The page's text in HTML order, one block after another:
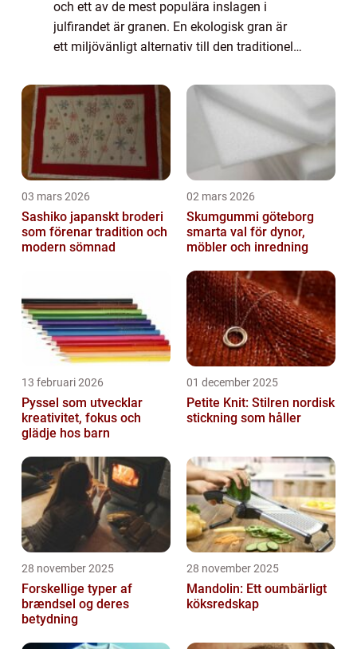
och ett av de mest populära inslagen i
julfirandet är granen. En ekologisk gran är
ett miljövänligt alternativ till den traditionella
bland privatpersoner att väl...
03 mars 2026
Sashiko japanskt broderi
som förenar tradition och
modern sömnad
02 mars 2026
Skumgummi göteborg
smarta val för dynor,
möbler och inredning
13 februari 2026
Pyssel som utvecklar
kreativitet, fokus och
glädje hos barn
01 december 2025
Petite Knit: Stilren nordisk
stickning som håller
28 november 2025
Forskellige typer af
brændsel og deres
betydning
28 november 2025
Mandolin: Ett oumbärligt
köksredskap